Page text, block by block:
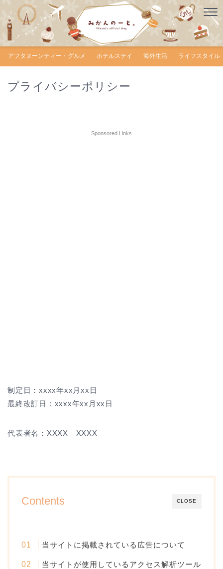
アフタヌーンティー・グルメ ホテルステイ 海外生活 ライフスタイル
プライバシーポリシー
Sponsored Links
制定日：xxxx年xx月xx日
最終改訂日：xxxx年xx月xx日
代表者名：XXXX XXXX
CLOSE
Contents
当サイトに掲載されている広告について
当サイトが使用しているアクセス解析ツール